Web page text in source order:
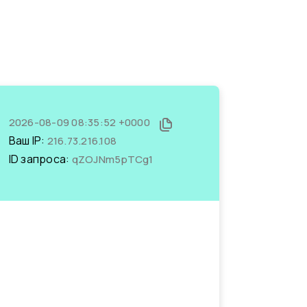
2026-08-09 08:35:52 +0000
Ваш IP: 216.73.216.108
ID запроса: qZOJNm5pTCg1